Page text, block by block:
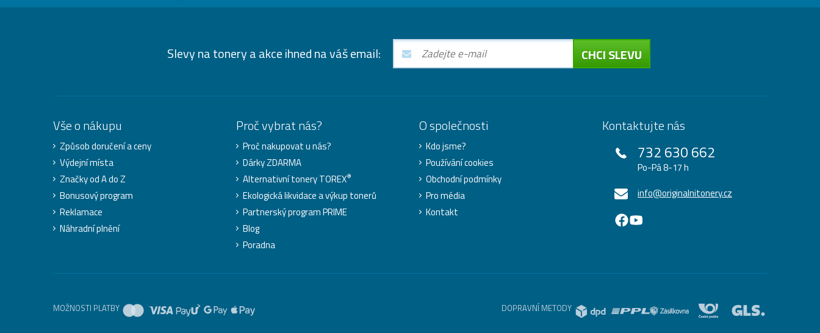
Slevy na tonery a akce ihned na váš email: CHCI SLEVU
Vše o nákupu
Způsob doručení a ceny
Výdejní místa
Značky od A do Z
Bonusový program
Reklamace
Náhradní plnění
Proč vybrat nás?
Proč nakupovat u nás?
Dárky ZDARMA
Alternativní tonery TOREX®
Ekologická likvidace a výkup tonerů
Partnerský program PRIME
Blog
Poradna
O společnosti
Kdo jsme?
Používání cookies
Obchodní podmínky
Pro média
Kontakt
Kontaktujte nás
732 630 662
Po-Pá 8-17 h
info@originalnitonery.cz
MOŽNOSTI PLATBY DOPRAVNÍ METODY